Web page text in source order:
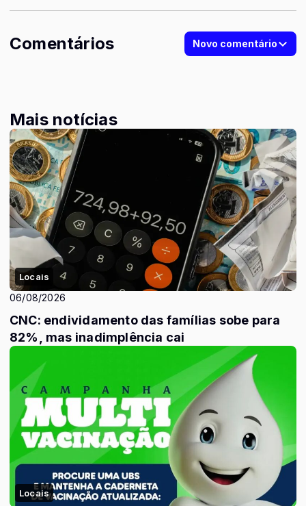
Comentários Novo comentário
Mais notícias
Locais
06/08/2026
CNC: endividamento das famílias sobe para
82%, mas inadimplência cai
Locais